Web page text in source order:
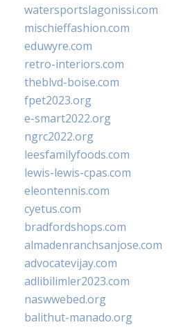
watersportslagonissi.com
mischieffashion.com
eduwyre.com
retro-interiors.com
theblvd-boise.com
fpet2023.org
e-smart2022.org
ngrc2022.org
leesfamilyfoods.com
lewis-lewis-cpas.com
eleontennis.com
cyetus.com
bradfordshops.com
almadenranchsanjose.com
advocatevijay.com
adlibilimler2023.com
naswwebed.org
balithut-manado.org